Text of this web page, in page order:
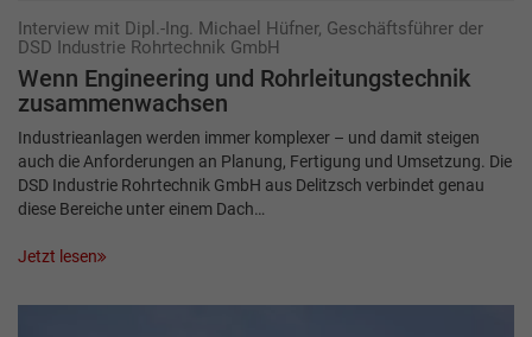
Interview mit Dipl.-Ing. Michael Hüfner, Geschäftsführer der
DSD Industrie Rohrtechnik GmbH
Wenn Engineering und Rohrleitungstechnik
zusammenwachsen
Industrieanlagen werden immer komplexer – und damit steigen
auch die Anforderungen an Planung, Fertigung und Umsetzung. Die
DSD Industrie Rohrtechnik GmbH aus Delitzsch verbindet genau
diese Bereiche unter einem Dach…
Jetzt lesen